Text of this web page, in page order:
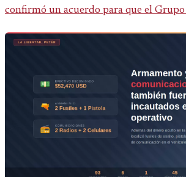
confirmó un acuerdo para que el
fallido con la administración anterior